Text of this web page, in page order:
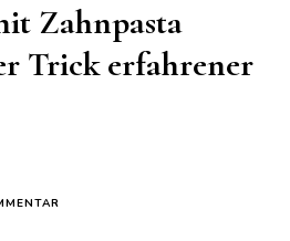
Zahnpasta
Trick erfahrener